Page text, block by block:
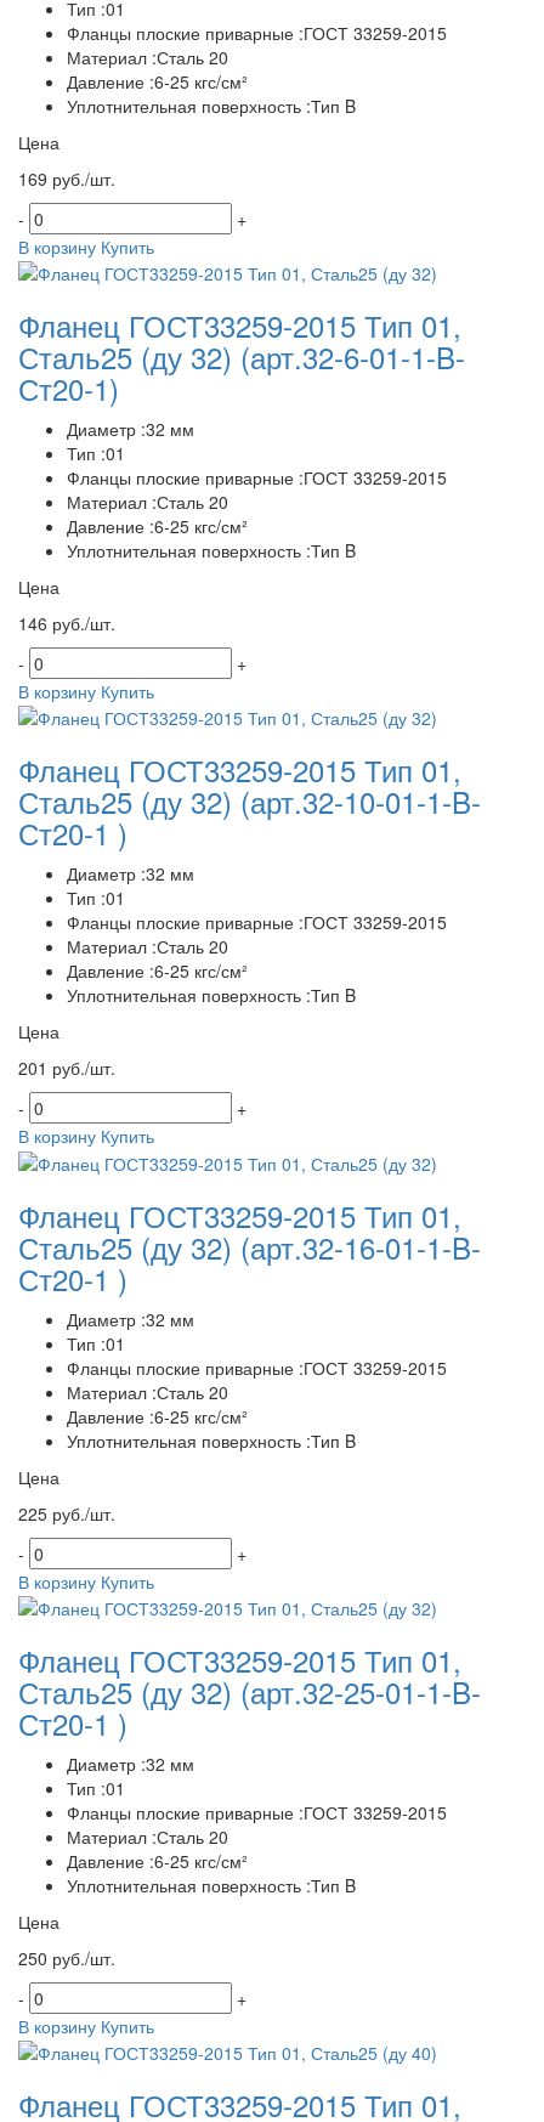
Тип :01
Фланцы плоские приварные :ГОСТ 33259-2015
Материал :Сталь 20
Давление :6-25 кгс/см²
Уплотнительная поверхность :Тип B
Цена
169 руб./шт.
-
+
В корзину Купить
Фланец ГОСТ33259-2015 Тип 01,
Сталь25 (ду 32) (арт.32-6-01-1-B-
Ст20-1)
Диаметр :32 мм
Тип :01
Фланцы плоские приварные :ГОСТ 33259-2015
Материал :Сталь 20
Давление :6-25 кгс/см²
Уплотнительная поверхность :Тип B
Цена
146 руб./шт.
-
+
В корзину Купить
Фланец ГОСТ33259-2015 Тип 01,
Сталь25 (ду 32) (арт.32-10-01-1-B-
Ст20-1 )
Диаметр :32 мм
Тип :01
Фланцы плоские приварные :ГОСТ 33259-2015
Материал :Сталь 20
Давление :6-25 кгс/см²
Уплотнительная поверхность :Тип B
Цена
201 руб./шт.
-
+
В корзину Купить
Фланец ГОСТ33259-2015 Тип 01,
Сталь25 (ду 32) (арт.32-16-01-1-B-
Ст20-1 )
Диаметр :32 мм
Тип :01
Фланцы плоские приварные :ГОСТ 33259-2015
Материал :Сталь 20
Давление :6-25 кгс/см²
Уплотнительная поверхность :Тип B
Цена
225 руб./шт.
-
+
В корзину Купить
Фланец ГОСТ33259-2015 Тип 01,
Сталь25 (ду 32) (арт.32-25-01-1-B-
Ст20-1 )
Диаметр :32 мм
Тип :01
Фланцы плоские приварные :ГОСТ 33259-2015
Материал :Сталь 20
Давление :6-25 кгс/см²
Уплотнительная поверхность :Тип B
Цена
250 руб./шт.
-
+
В корзину Купить
Фланец ГОСТ33259-2015 Тип 01,